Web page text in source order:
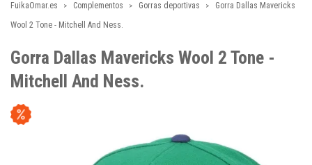
FuikaOmar.es Complementos Gorras deportivas
Gorra Dallas Mavericks
Wool 2 Tone - Mitchell And Ness.
Gorra Dallas Mavericks Wool 2 Tone -
Mitchell And Ness.